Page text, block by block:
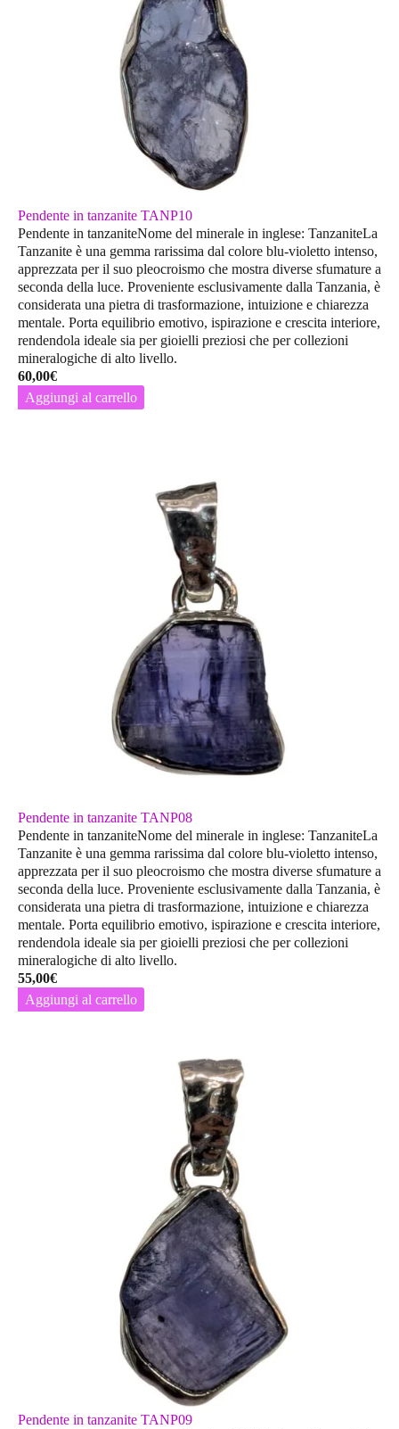
Pendente in tanzanite TANP10
Pendente in tanzaniteNome del minerale in inglese: TanzaniteLa
Tanzanite è una gemma rarissima dal colore blu-violetto intenso,
apprezzata per il suo pleocroismo che mostra diverse sfumature a
seconda della luce. Proveniente esclusivamente dalla Tanzania, è
considerata una pietra di trasformazione, intuizione e chiarezza
mentale. Porta equilibrio emotivo, ispirazione e crescita interiore,
rendendola ideale sia per gioielli preziosi che per collezioni
mineralogiche di alto livello.
60,00€
Aggiungi al carrello
Pendente in tanzanite TANP08
Pendente in tanzaniteNome del minerale in inglese: TanzaniteLa
Tanzanite è una gemma rarissima dal colore blu-violetto intenso,
apprezzata per il suo pleocroismo che mostra diverse sfumature a
seconda della luce. Proveniente esclusivamente dalla Tanzania, è
considerata una pietra di trasformazione, intuizione e chiarezza
mentale. Porta equilibrio emotivo, ispirazione e crescita interiore,
rendendola ideale sia per gioielli preziosi che per collezioni
mineralogiche di alto livello.
55,00€
Aggiungi al carrello
Pendente in tanzanite TANP09